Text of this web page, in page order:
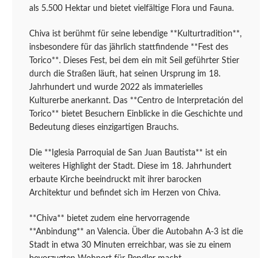
als 5.500 Hektar und bietet vielfältige Flora und Fauna.
Chiva ist berühmt für seine lebendige **Kulturtradition**,
insbesondere für das jährlich stattfindende **Fest des
Torico**. Dieses Fest, bei dem ein mit Seil geführter Stier
durch die Straßen läuft, hat seinen Ursprung im 18.
Jahrhundert und wurde 2022 als immaterielles
Kulturerbe anerkannt. Das **Centro de Interpretación del
Torico** bietet Besuchern Einblicke in die Geschichte und
Bedeutung dieses einzigartigen Brauchs.
Die **Iglesia Parroquial de San Juan Bautista** ist ein
weiteres Highlight der Stadt. Diese im 18. Jahrhundert
erbaute Kirche beeindruckt mit ihrer barocken
Architektur und befindet sich im Herzen von Chiva.
**Chiva** bietet zudem eine hervorragende
**Anbindung** an Valencia. Über die Autobahn A-3 ist die
Stadt in etwa 30 Minuten erreichbar, was sie zu einem